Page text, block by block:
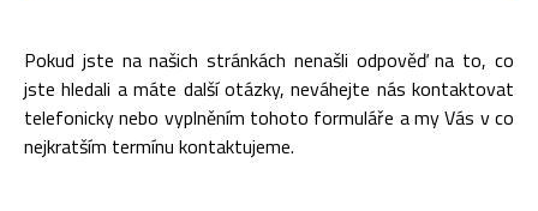
Pokud jste na našich stránkách nenašli odpověď na to, co
jste hledali a máte další otázky, neváhejte nás kontaktovat
telefonicky nebo vyplněním tohoto formuláře a my Vás v co
nejkratším termínu kontaktujeme.